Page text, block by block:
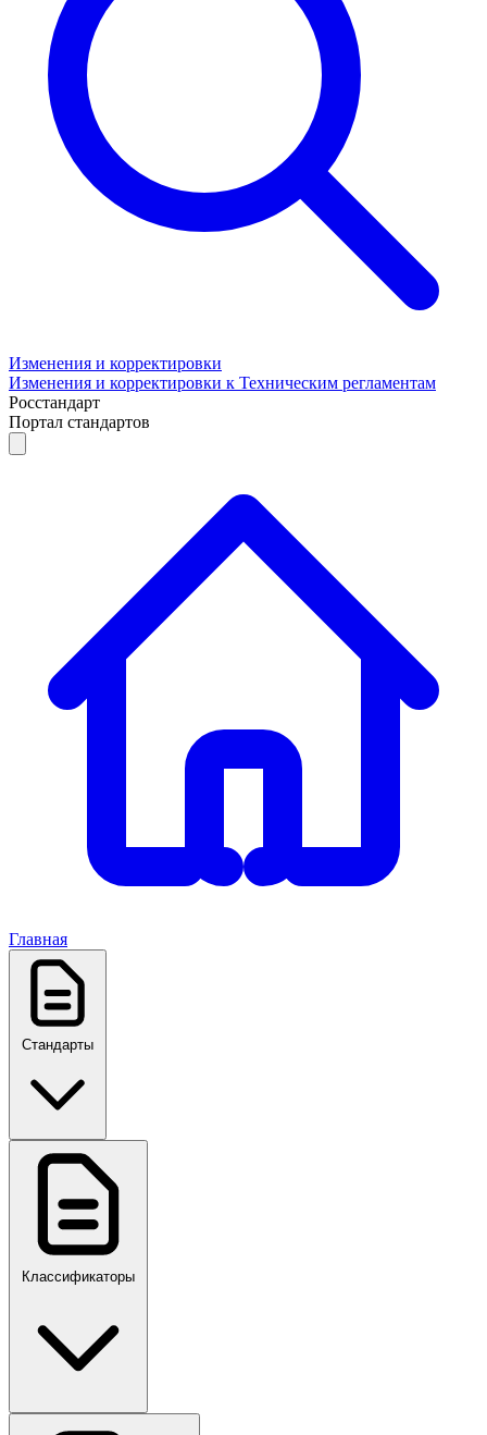
Изменения и корректировки
Изменения и корректировки к Техническим регламентам
Росстандарт
Портал стандартов
Главная
Стандарты
ГОСТ, ГОСТ Р, ПНСТ
Классификаторы